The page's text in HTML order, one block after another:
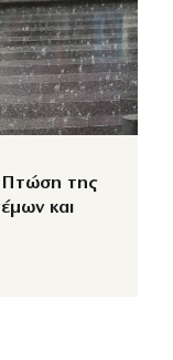
Πτώση της
και